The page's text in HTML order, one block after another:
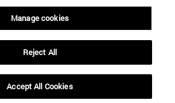
Manage cookies
Reject All
Accept All Cookies